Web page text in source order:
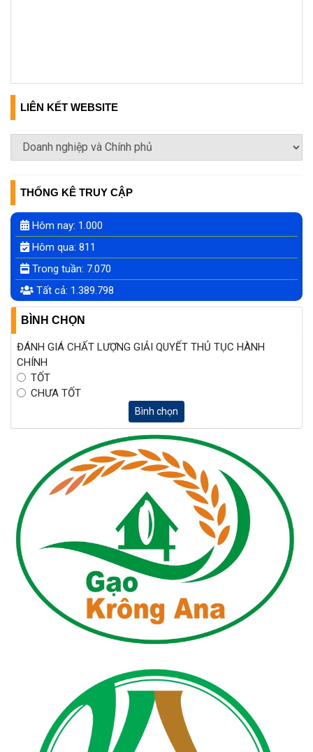
LIÊN KẾT WEBSITE
THỐNG KÊ TRUY CẬP
Hôm nay: 1.000
Hôm qua: 811
Trong tuần: 7.070
Tất cả: 1.389.798
BÌNH CHỌN
ĐÁNH GIÁ CHẤT LƯỢNG GIẢI QUYẾT THỦ TỤC HÀNH
CHÍNH
TỐT
CHƯA TỐT
Bình chọn